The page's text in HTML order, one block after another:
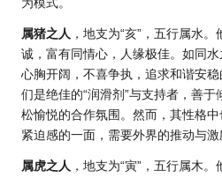
为模式。
属猪之人 ，地支为“亥”，五行属水
诚，富有同情心，人缘极佳。如同
心胸开阔，不喜争执，追求和谐安
们是绝佳的“润滑剂”与支持者，善
松愉悦的合作氛围。然而，其性格
紧迫感的一面，需要外界的推动与激
属虎之人 ，地支为“寅”，五行属木